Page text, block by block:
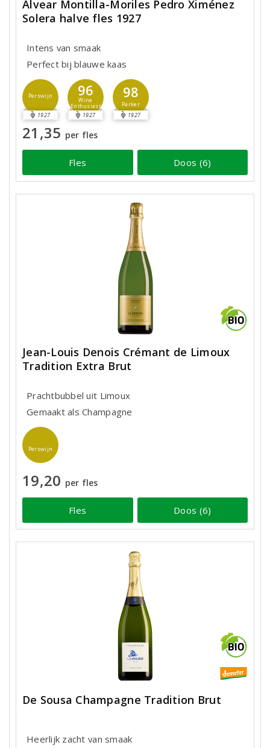
Alvear Montilla-Moriles Pedro Ximénez
Solera halve fles 1927
Intens van smaak
Perfect bij blauwe kaas
Perswijn
1927
96
Wine
Enthusiast
1927
98
Parker
1927
21,35 per fles
Fles Doos (6)
Jean-Louis Denois Crémant de Limoux
Tradition Extra Brut
Prachtbubbel uit Limoux
Gemaakt als Champagne
Perswijn
19,20 per fles
Fles Doos (6)
De Sousa Champagne Tradition Brut
Heerlijk zacht van smaak